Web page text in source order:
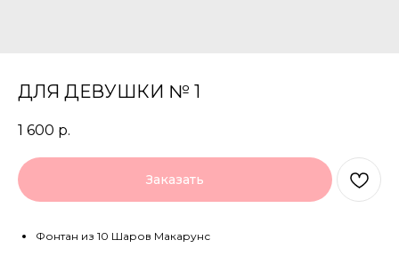
ДЛЯ ДЕВУШКИ № 1
1 600 р.
Заказать
Фонтан из 10 Шаров Макарунс